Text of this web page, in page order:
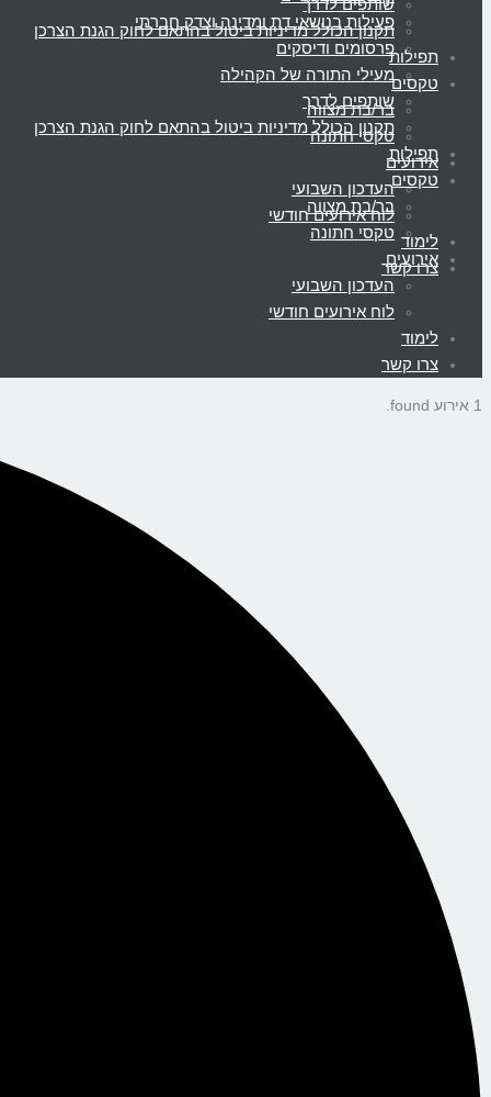
שותפים לדרך
תקנון הכולל מדיניות ביטול בהתאם לחוק הגנת הצרכן
תפילות
טקסים
בר/בת מצווה
טקסי חתונה
אירועים
העדכון השבועי
לוח אירועים חודשי
לימוד
צרו קשר
פעילות בנושאי דת ומדינה וצדק חברתי
פרסומים ודיסקים
מעילי התורה של הקהילה
שותפים לדרך
תקנון הכולל מדיניות ביטול בהתאם לחוק הגנת הצרכן
תפילות
טקסים
בר/בת מצווה
טקסי חתונה
אירועים
העדכון השבועי
לוח אירועים חודשי
לימוד
צרו קשר
1 אירוע found.